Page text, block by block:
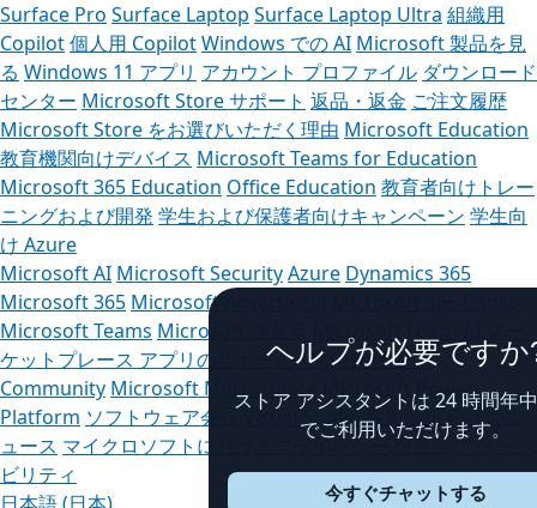
Surface Pro Surface Laptop Surface Laptop Ultra 組織用
Copilot個人用 CopilotWindows での AI Microsoft 製品を見
る Windows 11 アプリ アカウント プロファイル ダウンロード
センター Microsoft Store サポート 返品・返金 ご注文履歴
Microsoft Store をお選びいただく理由 Microsoft Education
教育機関向けデバイス Microsoft Teams for Education
Microsoft 365 Education Office Education 教育者向けトレー
ニングおよび開発 学生および保護者向けキャンペーン 学生向
け Azure
Microsoft AI Microsoft SecurityAzure Dynamics 365
Microsoft 365 Microsoft Advertising
Microsoft Teams Microsoft 開発者 Microsoft Learn
ケットプレース アプリのサポートMicrosoft Tech
Community Microsoft Marketplace
Microsoft Power
Platform ソフトウェア会社 Visual Studio採用情報 会社のニ
ュース マイクロソフトにおけるプライバシー 投資家 アクセシ
ビリティ
ヘルプが必要ですか?
ストア アシスタントは 24 時間年中無休
でご利用いただけます。
今すぐチャットする